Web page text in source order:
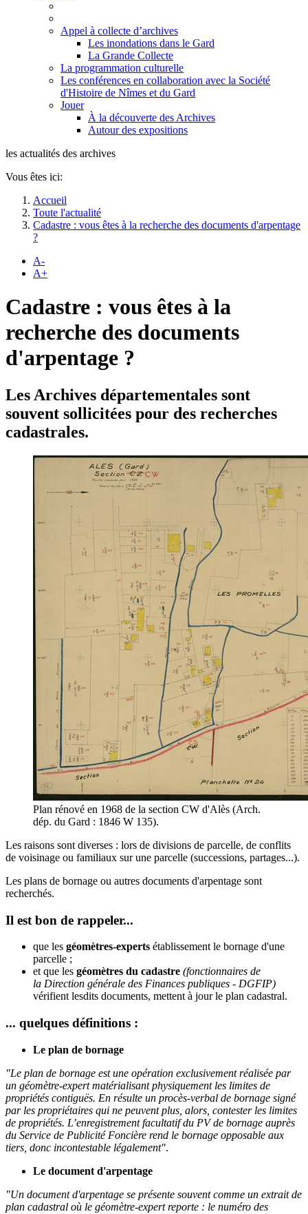
Appel à collecte d’archives
Les inondations dans le Gard
La Grande Collecte
La programmation culturelle
Les conférences en collaboration avec la Société
d'Histoire de Nîmes et du Gard
Jouer
À la découverte des Archives
Autour des expositions
les actualités des archives
Vous êtes ici:
Accueil
Toute l'actualité
Cadastre : vous êtes à la recherche des documents d'arpentage
?
A-
A+
Cadastre : vous êtes à la
recherche des documents
d'arpentage ?
Les Archives départementales sont
souvent sollicitées pour des recherches
cadastrales.
Plan rénové en 1968 de la section CW d'Alès (Arch.
dép. du Gard : 1846 W 135).
Les raisons sont diverses : lors de divisions de parcelle, de conflits
de voisinage ou familiaux sur une parcelle (successions, partages...).
Les plans de bornage ou autres documents d'arpentage sont
recherchés.
Il est bon de rappeler...
que les géomètres-experts établissement le bornage d'une
parcelle ;
et que les géomètres du cadastre (fonctionnaires de
la Direction générale des Finances publiques - DGFIP)
vérifient lesdits documents, mettent à jour le plan cadastral.
... quelques définitions :
Le plan de bornage
"Le plan de bornage est une opération exclusivement réalisée par
un géomètre-expert matérialisant physiquement les limites de
propriétés contiguës. En résulte un procès-verbal de bornage signé
par les propriétaires qui ne peuvent plus, alors, contester les limites
de propriétés. L’enregistrement facultatif du PV de bornage auprès
du Service de Publicité Foncière rend le bornage opposable aux
tiers, donc incontestable légalement".
Le document d'arpentage
"Un document d'arpentage se présente souvent comme un extrait de
plan cadastral où le géomètre-expert reporte : le numéro des